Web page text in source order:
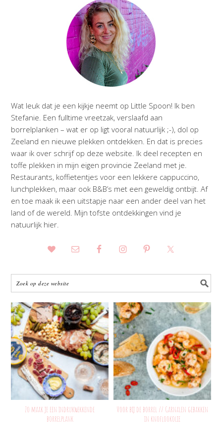
Wat leuk dat je een kijkje neemt op Little Spoon! Ik ben
Stefanie. Een fulltime vreetzak, verslaafd aan
borrelplanken – wat er op ligt vooral natuurlijk ;-), dol op
Zeeland en nieuwe plekken ontdekken. En dat is precies
waar ik over schrijf op deze website. Ik deel recepten en
toffe plekken in mijn eigen provincie Zeeland met je.
Restaurants, koffietentjes voor een lekkere cappuccino,
lunchplekken, maar ook B&B’s met een geweldig ontbijt. Af
en toe maak ik een uitstapje naar een ander deel van het
land of de wereld. Mijn tofste ontdekkingen vind je
natuurlijk hier.
Zo maak je een indrukwekkende
borrelplank
Voor bij de borrel // Garnalen gebakken
in knoflookolie